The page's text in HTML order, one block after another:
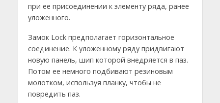
при ее присоединении к элементу ряда, ранее
уложенного.
Замок Lock предполагает горизонтальное
соединение. К уложенному ряду придвигают
новую панель, шип которой внедряется в паз.
Потом ее немного подбивают резиновым
молотком, используя планку, чтобы не
повредить паз.